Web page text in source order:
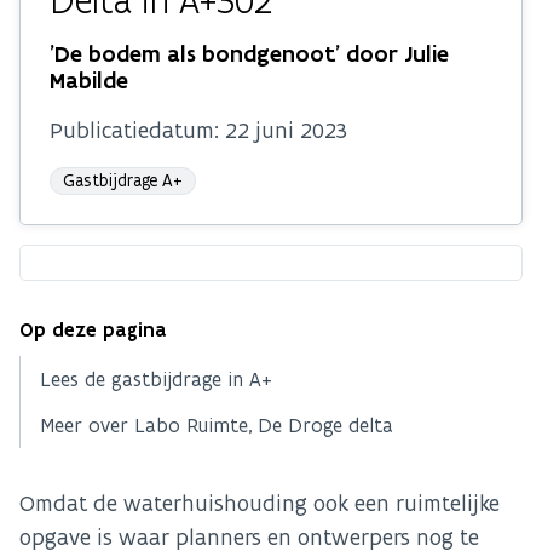
'De bodem als bondgenoot' door Julie
Mabilde
Publicatiedatum: 22 juni 2023
Gastbijdrage A+
Op deze pagina
Lees de gastbijdrage in A+
Meer over Labo Ruimte, De Droge delta
Omdat de waterhuishouding ook een ruimtelijke
opgave is waar planners en ontwerpers nog te